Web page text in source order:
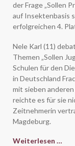
der Frage „Sollen
auf Insektenbasis
erfolgreichen 4.
Nele Karl (11)
Themen „Sollen
Schulen für den
in Deutschland
mit sieben
reichte es für sie
Zeitnehmerin
Magdeburg.
Weiterlesen …